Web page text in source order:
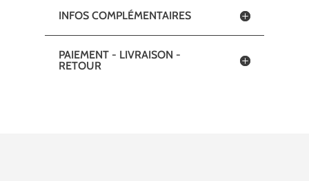
Tamo
Bleu
INFOS COMPLÉMENTAIRES
PAIEMENT - LIVRAISON -
RETOUR